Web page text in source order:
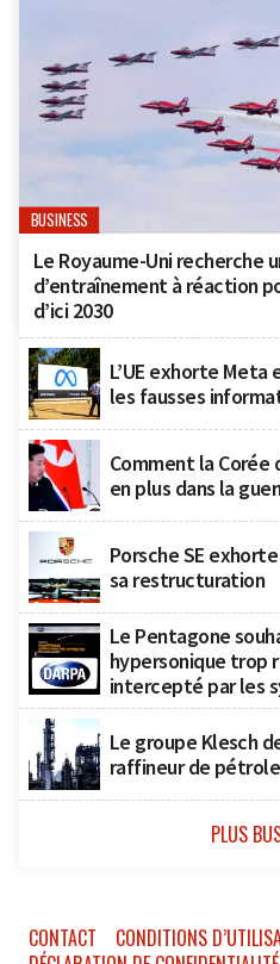
BUSINESS
Le Royaume-Uni recherche
d’entraînement à réaction
d’ici 2030
L’UE exhorte
les fausses
Comment la Corée
en plus dans la
Porsche SE
sa restructuration
Le Pentagone
hypersonique trop
intercepté par les
Le groupe Klesch
raffineur de
PLUS
CONTACT
CONDITIONS